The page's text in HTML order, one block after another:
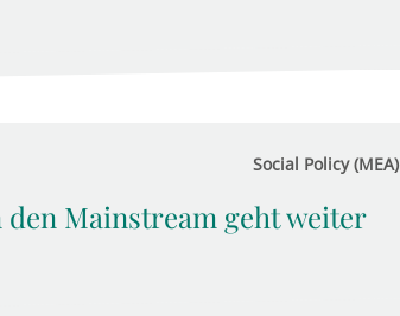
Social Policy (MEA)
Mainstream geht weiter